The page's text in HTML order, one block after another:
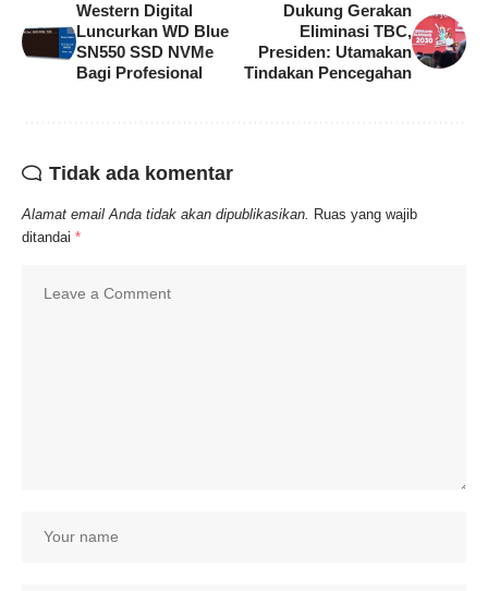
Western Digital
Luncurkan WD Blue
SN550 SSD NVMe
Bagi Profesional
Dukung Gerakan
Eliminasi TBC,
Presiden: Utamakan
Tindakan Pencegahan
Tidak ada komentar
Alamat email Anda tidak akan dipublikasikan. Ruas yang wajib
ditandai *